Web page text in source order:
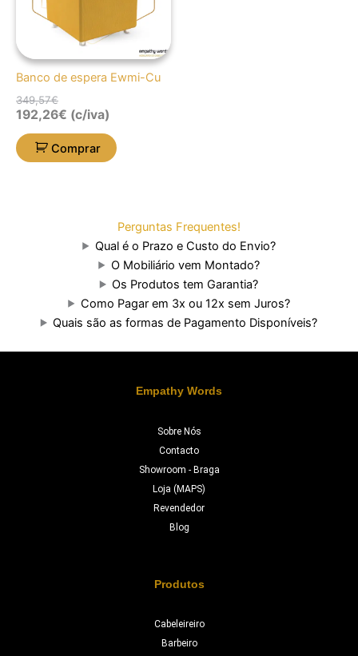
Banco de espera Ewmi-Cu
349,57€
192,26€ (c/iva)
Comprar
Perguntas Frequentes!
Qual é o Prazo e Custo do Envio?
O Mobiliário vem Montado?
Os Produtos tem Garantia?
Como Pagar em 3x ou 12x sem Juros?
Quais são as formas de Pagamento Disponíveis?
Empathy Words
Sobre Nós
Contacto
Showroom - Braga
Loja (MAPS)
Revendedor
Blog
Produtos
Cabeleireiro
Barbeiro